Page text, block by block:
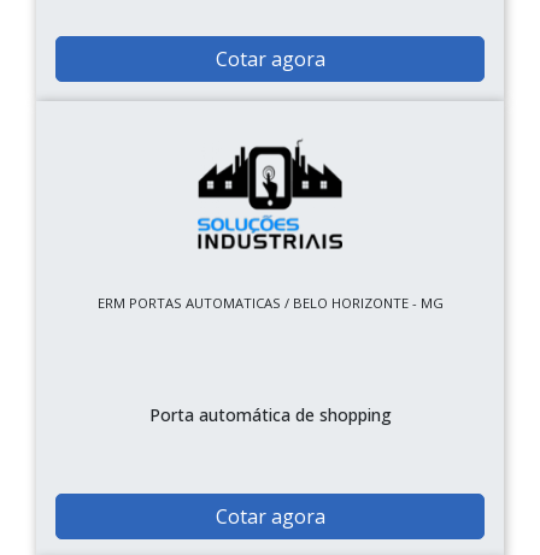
Cotar agora
ERM PORTAS AUTOMATICAS / BELO HORIZONTE - MG
Porta automática de shopping
Cotar agora